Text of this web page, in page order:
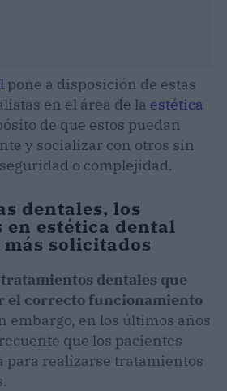
pone a disposición de estas
en el área de la estética
de que estos puedan
y socializar con otros sin
o complejidad.
dentales, los
estética dental
más solicitados
tratamientos dentales que
el correcto funcionamiento
embargo, en los últimos años
que los pacientes
para realizarse tratamientos